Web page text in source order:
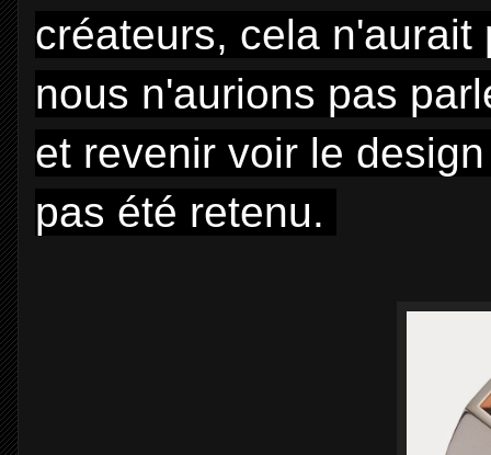
créateurs, cela
nous n'aurions pas
et revenir voir le
pas été retenu.